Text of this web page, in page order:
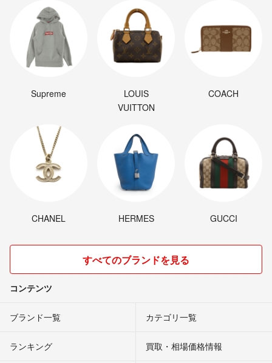
Supreme
LOUIS
VUITTON
COACH
CHANEL HERMES GUCCI
すべてのブランドを見る
コンテンツ
ブランド一覧 カテゴリ一覧
ランキング 買取・相場価格情報